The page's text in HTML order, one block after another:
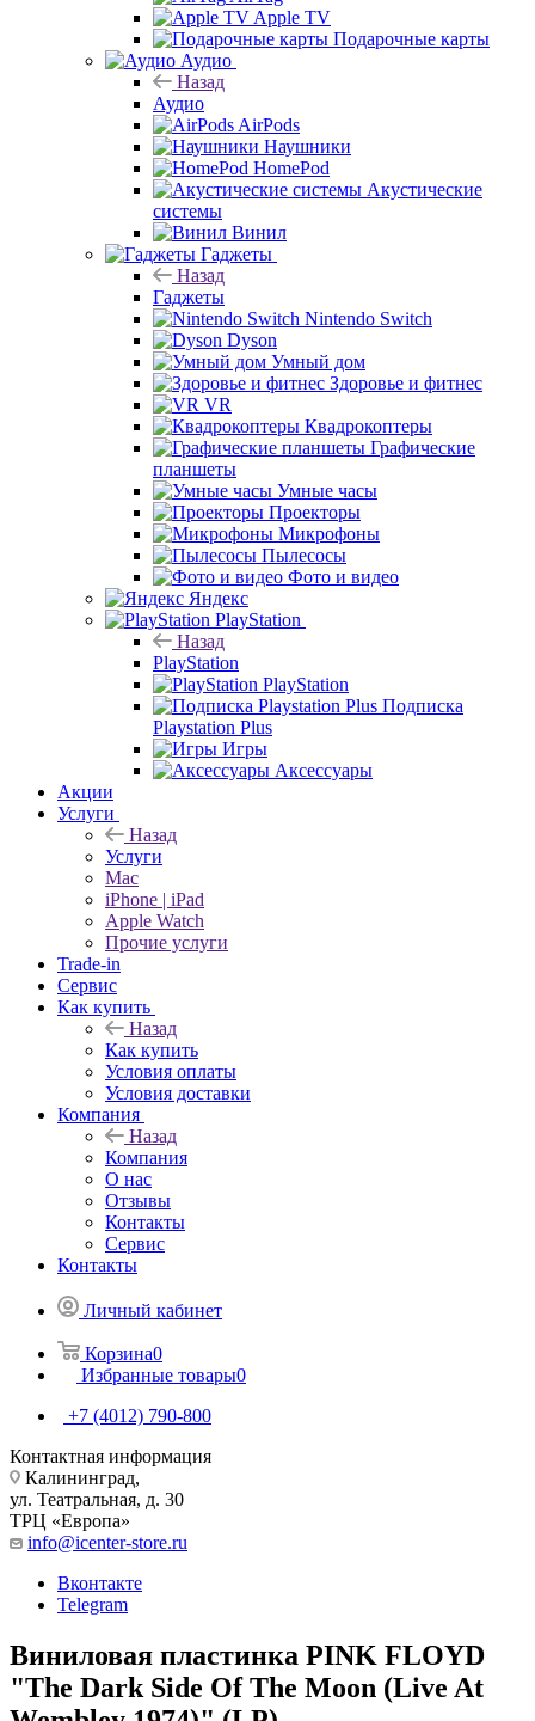
Apple TV
Подарочные карты
Аудио
Назад
Аудио
AirPods
Наушники
HomePod
Акустические
системы
Винил
Гаджеты
Назад
Гаджеты
Nintendo Switch
Dyson
Умный дом
Здоровье и фитнес
VR
Квадрокоптеры
Графические
планшеты
Умные часы
Проекторы
Микрофоны
Пылесосы
Фото и видео
Яндекс
PlayStation
Назад
PlayStation
PlayStation
Подписка
Playstation Plus
Игры
Аксессуары
Акции
Услуги
Назад
Услуги
Mac
iPhone | iPad
Apple Watch
Прочие услуги
Trade-in
Сервис
Как купить
Назад
Как купить
Условия оплаты
Условия доставки
Компания
Назад
Компания
О нас
Отзывы
Контакты
Сервис
Контакты
Личный кабинет
Корзина0
Избранные товары0
+7 (4012) 790-800
Контактная информация
Калининград,
ул. Театральная, д. 30
ТРЦ «Европа»
info@icenter-store.ru
Вконтакте
Telegram
Виниловая пластинка PINK FLOYD
"The Dark Side Of The Moon (Live At